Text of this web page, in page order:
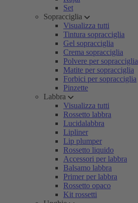
Set
Sopracciglia
Visualizza tutti
Tintura sopracciglia
Gel sopracciglia
Crema sopracciglia
Polvere per sopracciglia
Matite per sopracciglia
Forbici per sopracciglia
Pinzette
Labbra
Visualizza tutti
Rossetto labbra
Lucidalabbra
Lipliner
Lip plumper
Rossetto liquido
Accessori per labbra
Balsamo labbra
Primer per labbra
Rossetto opaco
Kit rossetti